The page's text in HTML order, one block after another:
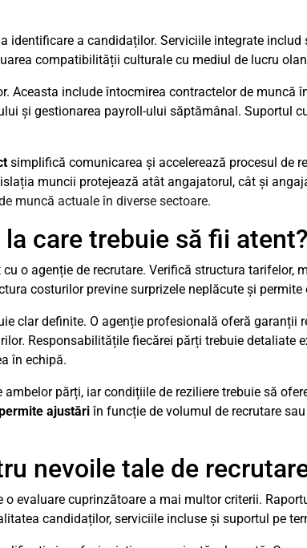
a candidaților. Serviciile integrate includ
compatibilității culturale cu mediul de lucru
Aceasta include întocmirea contractelor de muncă
și gestionarea payroll-ului săptămânal. Suportul
simplifică comunicarea și accelerează procesul de
muncii protejează atât angajatorul, cât și
muncă actuale în diverse sectoare.
care trebuie să fii atent?
o agenție de recrutare. Verifică structura tarifelor,
costurilor previne surprizele neplăcute și permite
clar definite. O agenție profesională oferă garanții
Responsabilitățile fiecărei părți trebuie detaliate
în echipă.
părți, iar condițiile de reziliere trebuie să
ajustăriîn funcție de volumul de recrutare
nevoile tale de
evaluare cuprinzătoare a mai multor criterii.
candidaților, serviciile incluse și suportul pe